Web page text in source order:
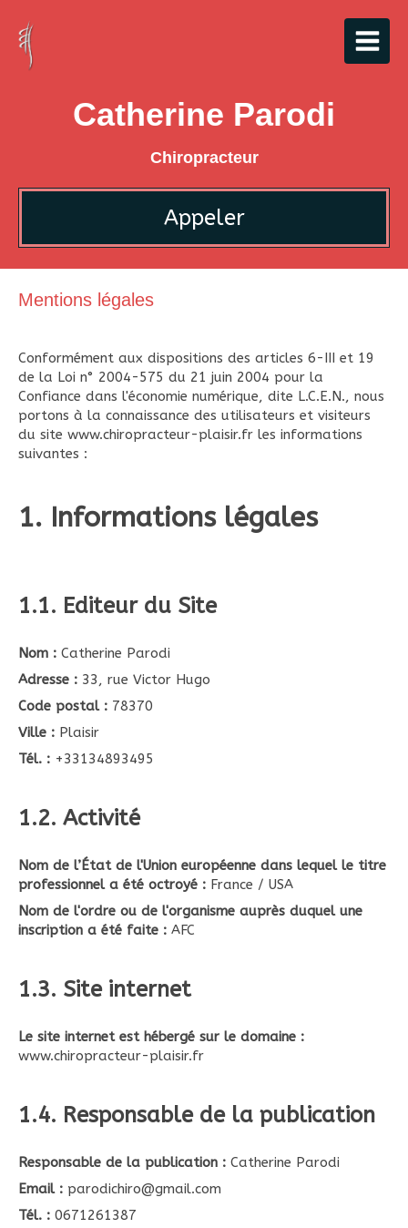
Catherine Parodi
Chiropracteur
Appeler
Mentions légales
Conformément aux dispositions des articles 6-III et 19
de la Loi n° 2004-575 du 21 juin 2004 pour la
Confiance dans l'économie numérique, dite L.C.E.N., nous
portons à la connaissance des utilisateurs et visiteurs
du site www.chiropracteur-plaisir.fr les informations
suivantes :
1. Informations légales
1.1. Editeur du Site
Nom : Catherine Parodi
Adresse : 33, rue Victor Hugo
Code postal : 78370
Ville : Plaisir
Tél. : +33134893495
1.2. Activité
Nom de l’État de l'Union européenne dans lequel le titre
professionnel a été octroyé : France / USA
Nom de l'ordre ou de l'organisme auprès duquel une
inscription a été faite : AFC
1.3. Site internet
Le site internet est hébergé sur le domaine :
www.chiropracteur-plaisir.fr
1.4. Responsable de la publication
Responsable de la publication : Catherine Parodi
Email : parodichiro@gmail.com
Tél. : 0671261387